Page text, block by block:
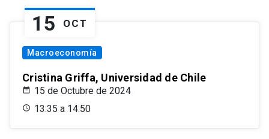
15 OCT
Macroeconomía
Cristina Griffa, Universidad de Chile
15 de Octubre de 2024
13:35 a 14:50